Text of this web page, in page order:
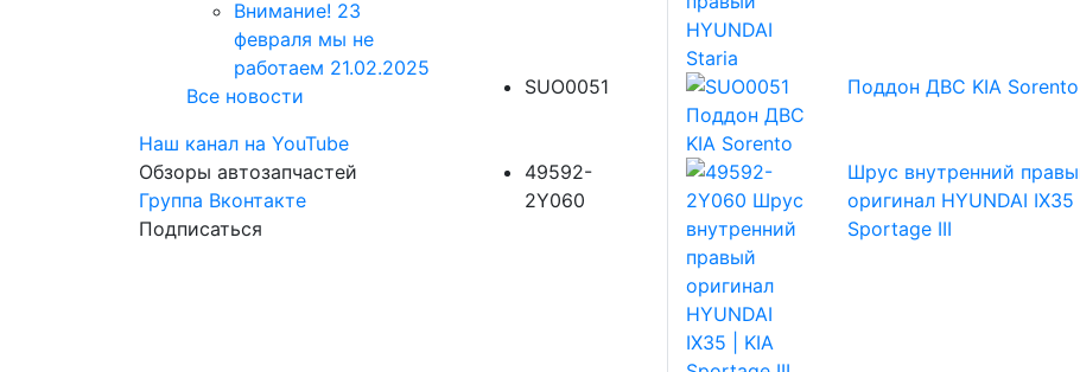
Внимание! 23
февраля мы не
работаем 21.02.2025
Все новости
Наш канал на YouTube
Обзоры автозапчастей
Группа Вконтакте
Подписаться
SUO0051 Поддон ДВС KIA Sorento
49592-
2Y060
Шрус внутренний
оригинал HYUNDAI IX35
Sportage III